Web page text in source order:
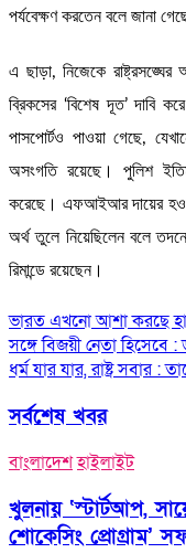
পর্যবেক্ষণ করতেন বলে জানা
এ ছাড়া, নিজেকে রাষ্ট্রসঙ্ঘের
ব্রিকসের ‘বিশেষ দূত’ দাবি
পাসপোর্টও পাওয়া গেছে,
অসংগতি রয়েছে। পুলিশ
করেছে। এফআইআর দায়ের
অর্থ তুলে নিয়েছিলেন বলে
রিমান্ডে রয়েছেন।
Post
navigation
ভারত এখনো আশা করছে
সঙ্গে বিজয়ী নেতা হিসেবে
ধর্ম যার যার, রাষ্ট্র সবার :
সর্বশেষ খবর
বাংলাদেশহাইলাইট
খুলনায় ‘স্টার্টআপ,
শোকেসিং প্রোগ্রাম’